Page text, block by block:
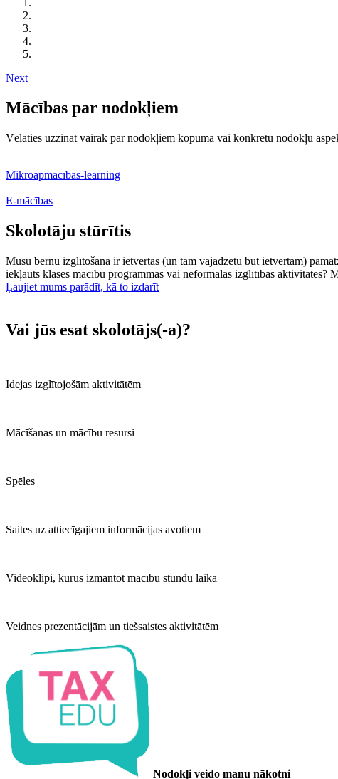
Next
Mācības par nodokļiem
Vēlaties uzzināt vairāk par nodokļiem kopumā vai konkrētu nodokļu
Mikroapmācības-learning
E-mācības
Skolotāju stūrītis
Mūsu bērnu izglītošanā ir ietvertas (un tām vajadzētu būt ietvertām)
iekļauts klases mācību programmās vai neformālās izglītības aktivitātēs?
Ļaujiet mums parādīt, kā to izdarīt
Vai jūs esat skolotājs(-a)?
Idejas izglītojošām aktivitātēm
Mācīšanas un mācību resursi
Spēles
Saites uz attiecīgajiem informācijas avotiem
Videoklipi, kurus izmantot mācību stundu laikā
Veidnes prezentācijām un tiešsaistes aktivitātēm
Nodokļi veido manu nākotni